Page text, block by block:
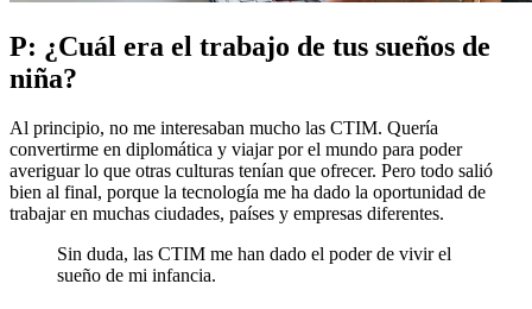
P: ¿Cuál era el trabajo de tus sueños de
niña?
Al principio, no me interesaban mucho las CTIM. Quería
convertirme en diplomática y viajar por el mundo para poder
averiguar lo que otras culturas tenían que ofrecer. Pero todo salió
bien al final, porque la tecnología me ha dado la oportunidad de
trabajar en muchas ciudades, países y empresas diferentes.
Sin duda, las CTIM me han dado el poder de vivir el
sueño de mi infancia.